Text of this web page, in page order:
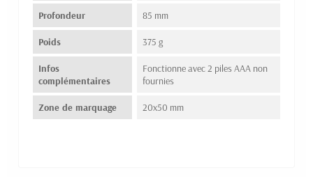
Profondeur 85 mm
Poids 375 g
Infos
complémentaires
Fonctionne avec 2 piles AAA non
fournies
Zone de marquage 20x50 mm